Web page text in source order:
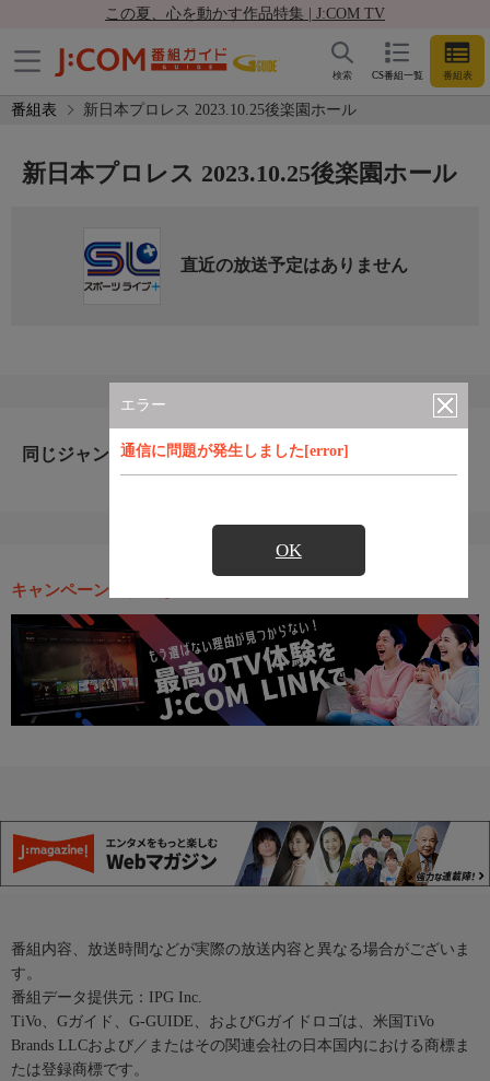
この夏、心を動かす作品特集 | J:COM TV
CS番組一覧 番組表
検索
番組表 新日本プロレス 2023.10.25後楽園ホール
エラー
通信に問題が発生しました[error]
OK
新日本プロレス 2023.10.25後楽園ホール
直近の放送予定はありません
同じジャンルのおすすめ番組
キャンペーン・お得な情報
番組内容、放送時間などが実際の放送内容と異なる場合がございま
す。
番組データ提供元：IPG Inc.
TiVo、Gガイド、G-GUIDE、およびGガイドロゴは、米国TiVo
Brands LLCおよび／またはその関連会社の日本国内における商標ま
たは登録商標です。